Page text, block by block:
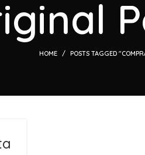
HOME POSTS TAGGED